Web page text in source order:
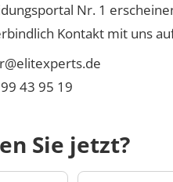
Nr. 1
Kontakt mit uns
43 95 19
Sie jetzt?